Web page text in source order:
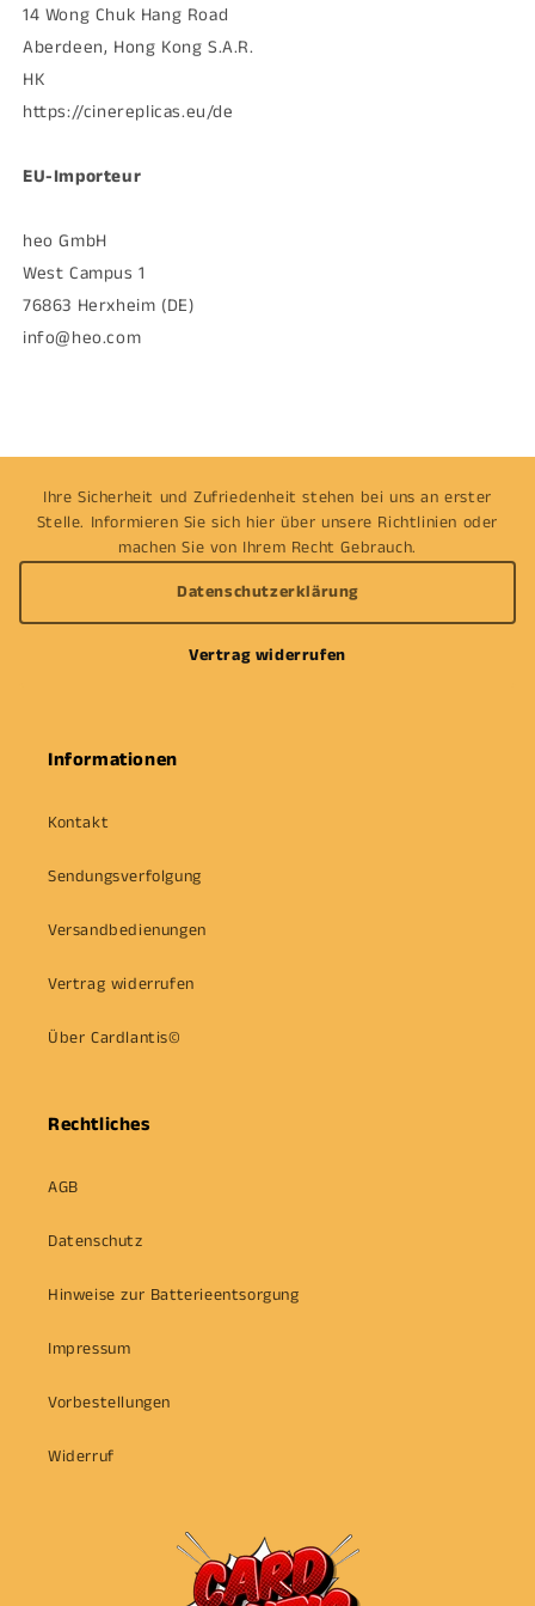
14 Wong Chuk Hang Road
Aberdeen, Hong Kong S.A.R.
HK
https://cinereplicas.eu/de
EU-Importeur
heo GmbH
West Campus 1
76863 Herxheim (DE)
info@heo.com
Ihre Sicherheit und Zufriedenheit stehen bei uns an erster
Stelle. Informieren Sie sich hier über unsere Richtlinien oder
machen Sie von Ihrem Recht Gebrauch.
Datenschutzerklärung
Vertrag widerrufen
Informationen
Kontakt
Sendungsverfolgung
Versandbedienungen
Vertrag widerrufen
Über Cardlantis©
Rechtliches
AGB
Datenschutz
Hinweise zur Batterieentsorgung
Impressum
Vorbestellungen
Widerruf